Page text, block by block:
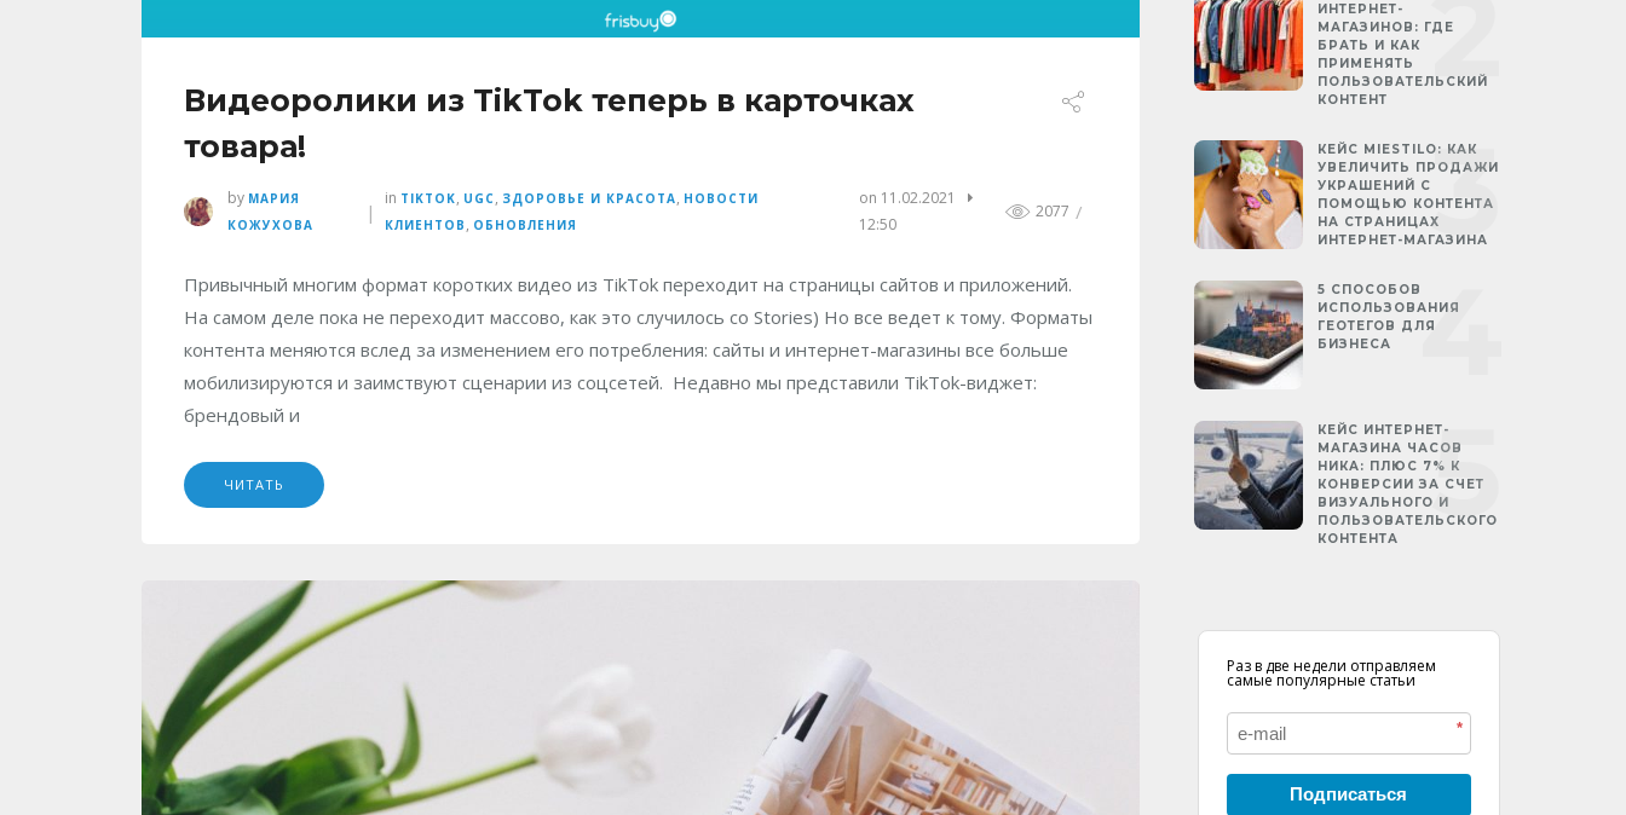
Видеоролики из TikTok теперь в карточках
товара!
by МАРИЯ
КОЖУХОВА
|
in TIKTOK, UGC , ЗДОРОВЬЕ И КРАСОТА, НОВОСТИ
КЛИЕНТОВ , ОБНОВЛЕНИЯ
on 11.02.2021
12:50
2077 /
Привычный многим формат коротких видео из TikTok переходит на страницы сайтов и приложений.
На самом деле пока не переходит массово, как это случилось со Stories) Но все ведет к тому. Форматы
контента меняются вслед за изменением его потребления: сайты и интернет-магазины все больше
мобилизируются и заимствуют сценарии из соцсетей. Недавно мы представили TikTok-виджет:
брендовый и
ЧИТАТЬ
ИНТЕРНЕТ-
МАГАЗИНОВ: ГДЕ
БРАТЬ И КАК
ПРИМЕНЯТЬ
ПОЛЬЗОВАТЕЛЬСКИЙ
КОНТЕНТ
КЕЙС MIESTILO: КАК
УВЕЛИЧИТЬ ПРОДАЖИ
УКРАШЕНИЙ С
ПОМОЩЬЮ КОНТЕНТА
НА СТРАНИЦАХ
ИНТЕРНЕТ-МАГАЗИНА
5 СПОСОБОВ
ИСПОЛЬЗОВАНИЯ
ГЕОТЕГОВ ДЛЯ
БИЗНЕСА
КЕЙС ИНТЕРНЕТ-
МАГАЗИНА ЧАСОВ
НИКА: ПЛЮС 7% К
КОНВЕРСИИ ЗА СЧЕТ
ВИЗУАЛЬНОГО И
ПОЛЬЗОВАТЕЛЬСКОГО
КОНТЕНТА
Раз в две недели отправляем
самые популярные статьи
*
Подписаться